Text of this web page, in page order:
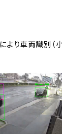
り車両識別（